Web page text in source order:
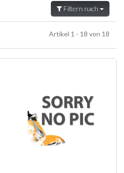
Filtern nach
Artikel 1 - 18 von 18